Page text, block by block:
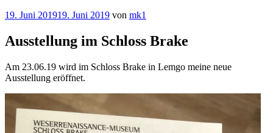
Veröffentlicht
19. Juni 201919. Juni 2019 von mk1
Ausstellung im Schloss Brake
Am 23.06.19 wird im Schloss Brake in Lemgo meine neue
Ausstellung eröffnet.